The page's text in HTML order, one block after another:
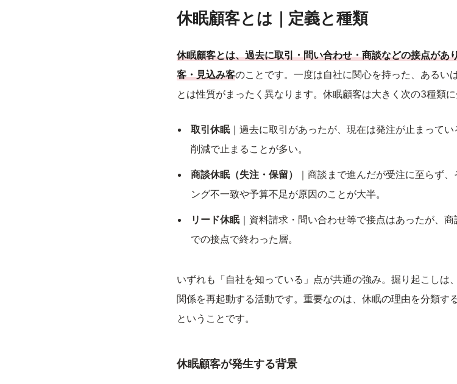
休眠顧客とは｜定義と種類
休眠顧客とは、過去に取引・問い合わせ・商談などの接点があ
客・見込み客のことです。一度は自社に関心を持った、あるい
とは性質がまったく異なります。休眠顧客は大きく次の3種類に
取引休眠｜過去に取引があったが、現在は発注が止まって
削減で止まることが多い。
商談休眠（失注・保留）
｜商談まで進んだが受注に至らず
ング不一致や予算不足が原因のことが大半。
リード休眠｜資料請求・問い合わせ等で接点はあったが、
での接点で終わった層。
いずれも「自社を知っている」点が共通の強み。掘り起こしは
関係を再起動する活動です。重要なのは、休眠の理由を分類す
ということです。
休眠顧客が発生する背景